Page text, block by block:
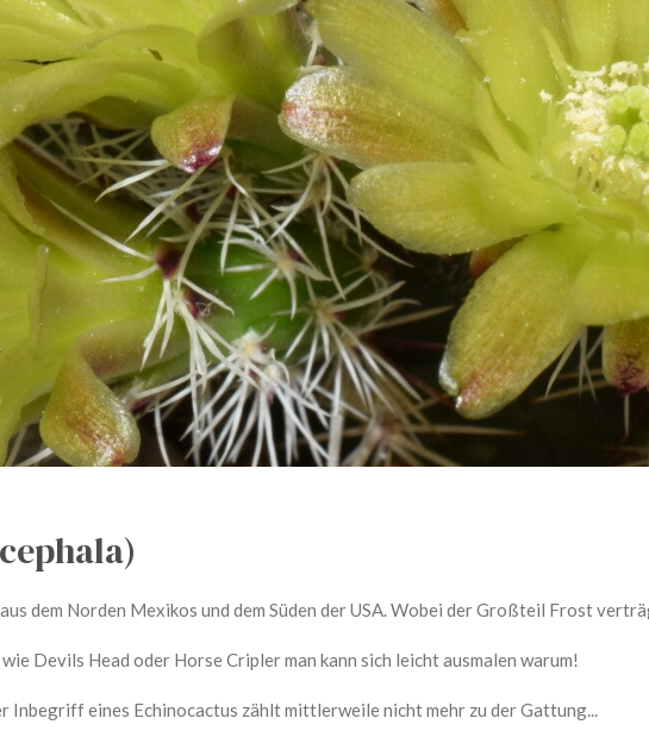
dem Norden Mexikos und dem Süden der USA. Wobei der Großteil Frost
Devils Head oder Horse Cripler man kann sich leicht ausmalen warum!
Inbegriff eines Echinocactus zählt mittlerweile nicht mehr zu der Gattung...